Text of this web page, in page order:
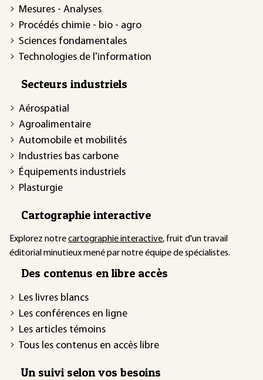
Mesures - Analyses
Procédés chimie - bio - agro
Sciences fondamentales
Technologies de l'information
Secteurs industriels
Aérospatial
Agroalimentaire
Automobile et mobilités
Industries bas carbone
Équipements industriels
Plasturgie
Cartographie interactive
Explorez notrecartographie interactive, fruit d'un travail
éditorial minutieux mené par notre équipe de spécialistes.
Des contenus en libre accès
Les livres blancs
Les conférences en ligne
Les articles témoins
Tous les contenus en accès libre
Un suivi selon vos besoins